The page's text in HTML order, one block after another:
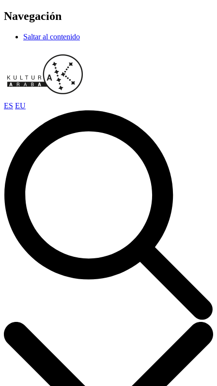
Navegación
Saltar al contenido
ES EU